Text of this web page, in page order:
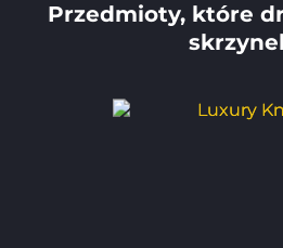
Przedmioty, które